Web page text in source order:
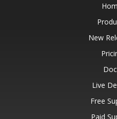
New
Live
Free
Paid